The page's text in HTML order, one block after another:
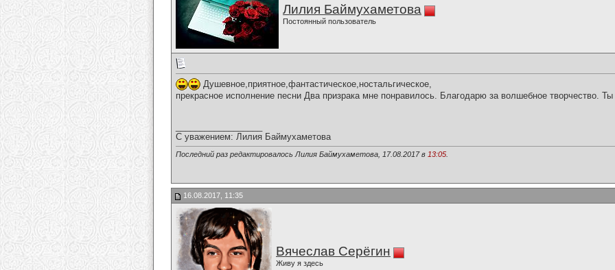
Лилия Баймухаметова
Постоянный пользователь
Душевное,приятное,фантастическое,ностальгическое,
прекрасное исполнение песни Два призрака мне понравилось. Благодарю за волшебное творчество.
С уважением: Лилия Баймухаметова
Последний раз редактировалось Лилия Баймухаметова, 17.08.2017 в 13:05
16.08.2017, 11:35
Вячеслав Серёгин
Живу я здесь